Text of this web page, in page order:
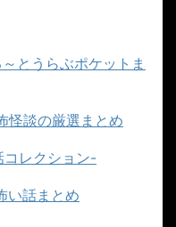
とうらぶポケットま
怪談の厳選まとめ
コレクション-
い話まとめ